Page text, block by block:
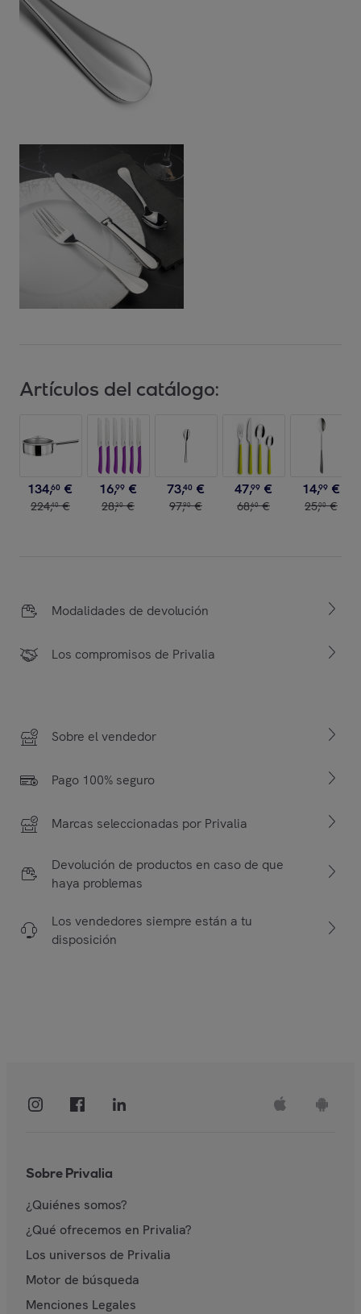
Artículos del catálogo:
134,60 €
224,40 €
16,99 €
28,30 €
73,40 €
97,90 €
47,99 €
68,60 €
14,99 €
25,00 €
Modalidades de devolución
Los compromisos de Privalia
Sobre el vendedor
Pago 100% seguro
Marcas seleccionadas por Privalia
Devolución de productos en caso de que
haya problemas
Los vendedores siempre están a tu
disposición
Sobre Privalia
¿Quiénes somos?
¿Qué ofrecemos en Privalia?
Los universos de Privalia
Motor de búsqueda
Menciones Legales